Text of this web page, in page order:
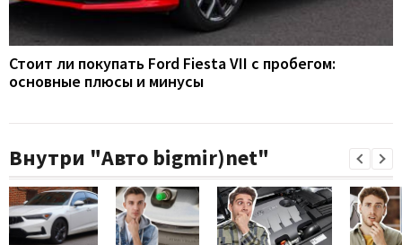
Стоит ли покупать Ford Fiesta VII с пробегом:
основные плюсы и минусы
Внутри "Авто bigmir)net"